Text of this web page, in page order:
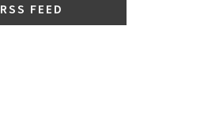
RSS FEED